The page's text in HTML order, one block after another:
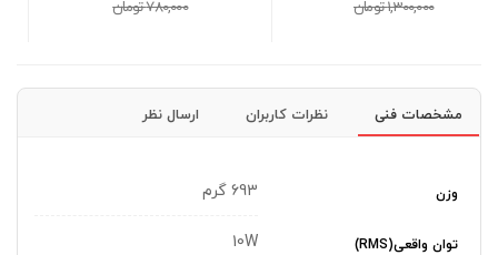
780,000 تومان 3,600,000 تومان
مشخصات فنی نظرات کاربران ارسال نظر
وزن 693 گرم
توان واقعی(RMS) 10W